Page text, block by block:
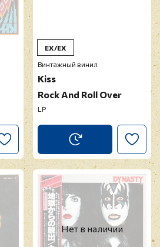
EX/EX
Винтажный винил
Kiss
Rock And Roll Over
LP
Нет в наличии